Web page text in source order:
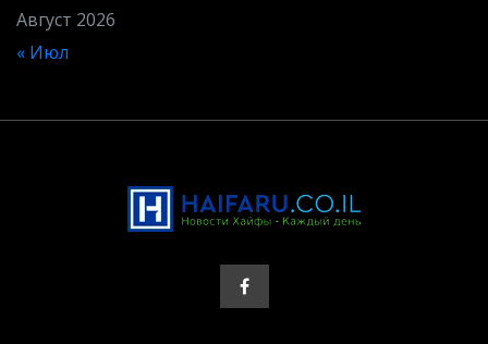
Август 2026
« Июл